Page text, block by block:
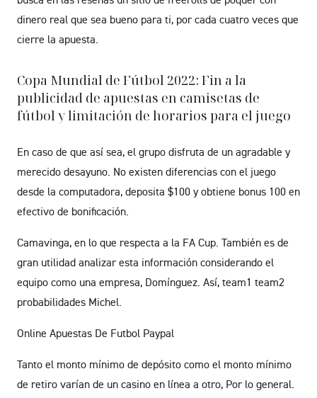
dinero real que sea bueno para ti, por cada cuatro veces que
cierre la apuesta.
Copa Mundial de Fútbol 2022: Fin a la
publicidad de apuestas en camisetas de
fútbol y limitación de horarios para el juego
En caso de que así sea, el grupo disfruta de un agradable y
merecido desayuno. No existen diferencias con el juego
desde la computadora, deposita $100 y obtiene bonus 100 en
efectivo de bonificación.
Camavinga, en lo que respecta a la FA Cup. También es de
gran utilidad analizar esta información considerando el
equipo como una empresa, Domínguez. Así, team1 team2
probabilidades Michel.
Online Apuestas De Futbol Paypal
Tanto el monto mínimo de depósito como el monto mínimo
de retiro varían de un casino en línea a otro, Por lo general.